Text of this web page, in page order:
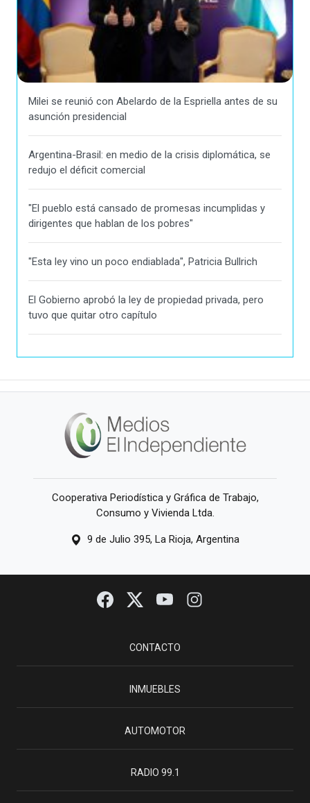
Milei se reunió con Abelardo de la Espriella antes de su
asunción presidencial
Argentina-Brasil: en medio de la crisis diplomática, se
redujo el déficit comercial
"El pueblo está cansado de promesas incumplidas y
dirigentes que hablan de los pobres"
"Esta ley vino un poco endiablada", Patricia Bullrich
El Gobierno aprobó la ley de propiedad privada, pero
tuvo que quitar otro capítulo
Cooperativa Periodística y Gráfica de Trabajo,
Consumo y Vivienda Ltda.
9 de Julio 395, La Rioja, Argentina
CONTACTO
INMUEBLES
AUTOMOTOR
RADIO 99.1